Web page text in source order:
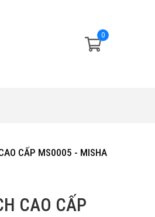
0
CẤP MS0005 - MISHA
CAO CẤP